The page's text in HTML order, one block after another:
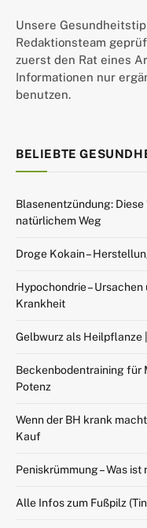
Unsere
Redaktionsteam
zuerst den Rat eines
Informationen nur
benutzen.
BELIEBTE
Blasenentzündung:
natürlichem Weg
Droge Kokain –
Hypochondrie –
Krankheit
Gelbwurz als Heilpflanze
Beckenbodentraining für
Potenz
Wenn der BH krank
Kauf
Peniskrümmung – Was
Alle Infos zum Fußpilz